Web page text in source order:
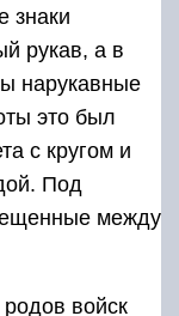
знаки
рукав, а в
нарукавные
это был
с кругом и
Под
между
войск